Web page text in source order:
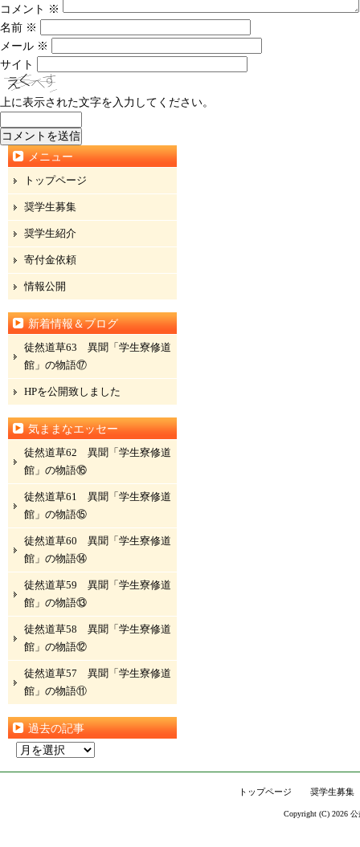
コメント ※
名前 ※
メール ※
サイト
上に表示された文字を入力してください。
メニュー
トップページ
奨学生募集
奨学生紹介
寄付金依頼
情報公開
新着情報＆ブログ
徒然道草63 異聞「学生寮修道
館」の物語⑰
HPを公開致しました
気ままなエッセー
徒然道草62 異聞「学生寮修道
館」の物語⑯
徒然道草61 異聞「学生寮修道
館」の物語⑮
徒然道草60 異聞「学生寮修道
館」の物語⑭
徒然道草59 異聞「学生寮修道
館」の物語⑬
徒然道草58 異聞「学生寮修道
館」の物語⑫
徒然道草57 異聞「学生寮修道
館」の物語⑪
過去の記事
トップページ 奨学生募集
Copyright (C) 2026 公